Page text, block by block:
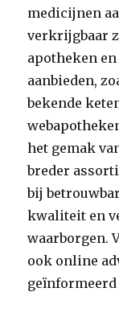
medicijnen
verkrijgbaar
apotheken
aanbieden,
bekende
het gemak
breder
bij
kwaliteit en
waarborgen.
ook online
geïnformeerd